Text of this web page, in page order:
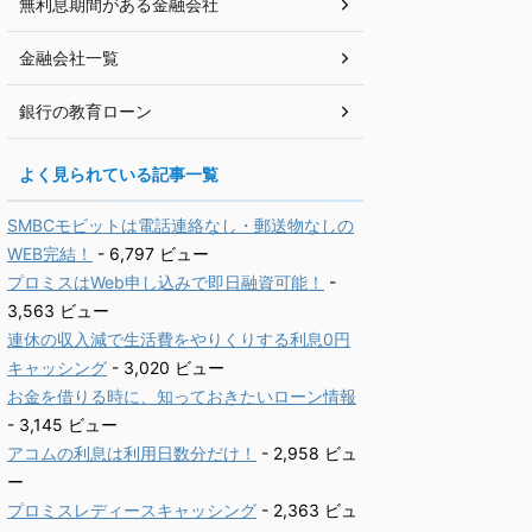
金融会社一覧
銀行の教育ローン
よく見られている記事一覧
SMBCモビットは電話連絡なし・郵送物なしの
WEB完結！
- 6,797 ビュー
プロミスはWeb申し込みで即日融資可能！
-
3,563 ビュー
連休の収入減で生活費をやりくりする利息0円
キャッシング - 3,020 ビュー
お金を借りる時に、知っておきたいローン情報
- 3,145 ビュー
アコムの利息は利用日数分だけ！
- 2,958 ビュ
ー
プロミスレディースキャッシング - 2,363 ビュ